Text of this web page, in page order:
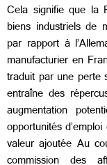
Cela signifie que la
biens industriels de
par rapport à
manufacturier en
traduit par une perte
entraîne des
augmentation
opportunités
valeur ajoutée Au